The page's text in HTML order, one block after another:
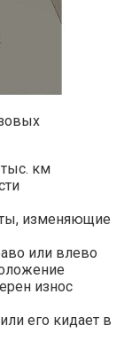
км
изменяющие
или влево
износ
его кидает в